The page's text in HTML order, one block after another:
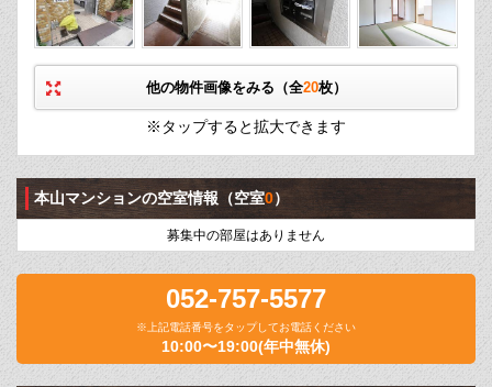
他の物件画像をみる（全20枚）
※タップすると拡大できます
本山マンションの空室情報 （空室0）
募集中の部屋はありません
052-757-5577
※上記電話番号をタップしてお電話ください
10:00〜19:00(年中無休)